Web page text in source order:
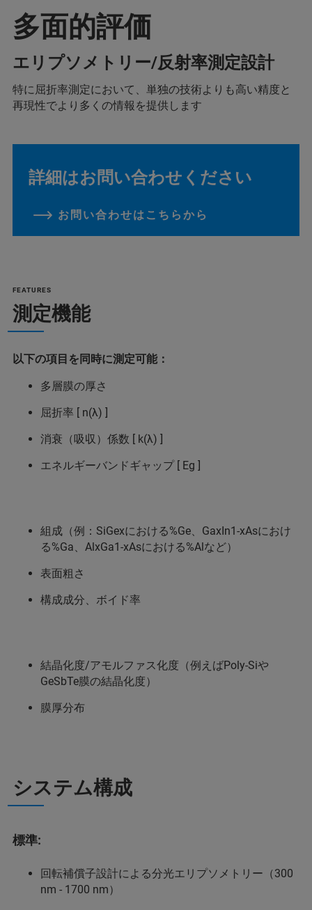
多面的評価
エリプソメトリー/反射率測定設計
特に屈折率測定において、単独の技術よりも高い精度と
再現性でより多くの情報を提供します
詳細はお問い合わせください
お問い合わせはこちらから
FEATURES
測定機能
以下の項目を同時に測定可能：
多層膜の厚さ
屈折率 [ n(λ) ]
消衰（吸収）係数 [ k(λ) ]
エネルギーバンドギャップ [ Eg ]
組成（例：SiGexにおける%Ge、GaxIn1-xAsにおけ
る%Ga、AlxGa1-xAsにおける%Alなど）
表面粗さ
構成成分、ボイド率
結晶化度/アモルファス化度（例えばPoly-Siや
GeSbTe膜の結晶化度）
膜厚分布
システム構成
標準:
回転補償子設計による分光エリプソメトリー（300
nm - 1700 nm）